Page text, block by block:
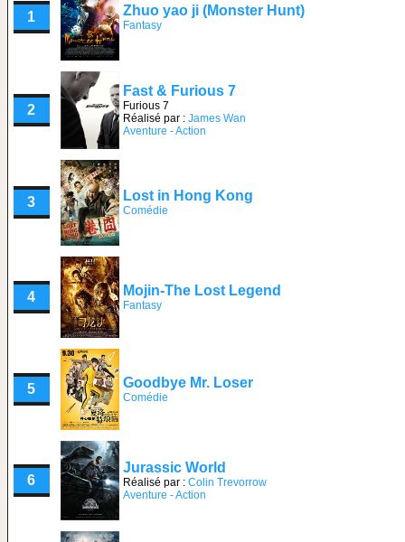
1 Zhuo yao ji (Monster Hunt)
Fantasy
2
Fast & Furious 7
Furious 7
Réalisé par : James Wan
Aventure - Action
3 Lost in Hong Kong
Comédie
4 Mojin-The Lost Legend
Fantasy
5 Goodbye Mr. Loser
Comédie
6
Jurassic World
Réalisé par : Colin Trevorrow
Aventure - Action